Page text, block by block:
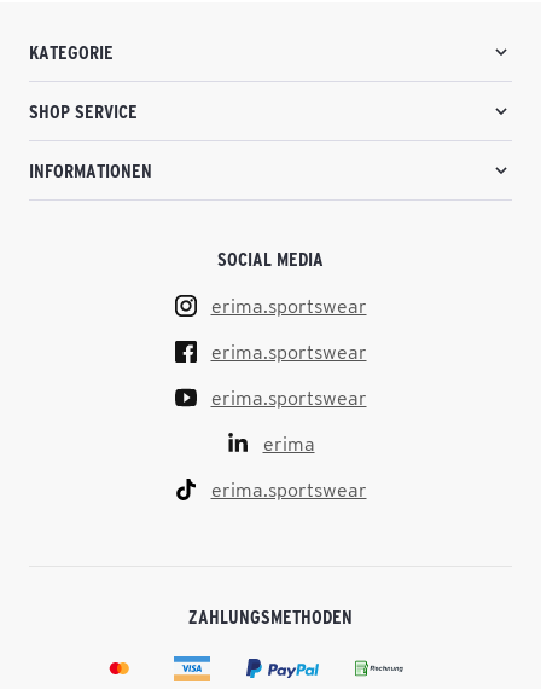
KATEGORIE
SHOP SERVICE
INFORMATIONEN
SOCIAL MEDIA
erima.sportswear
erima.sportswear
erima.sportswear
erima
erima.sportswear
ZAHLUNGSMETHODEN